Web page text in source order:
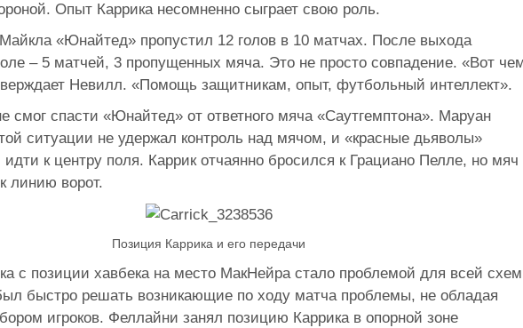
Опыт Каррика несомненно сыграет свою роль.
«Юнайтед» пропустил 12 голов в 10 матчах. После выхода
– 5 матчей, 3 пропущенных мяча. Это не просто совпадение. «Вот
Невилл. «Помощь защитникам, опыт, футбольный интеллект».
смог спасти «Юнайтед» от ответного мяча «Саутгемптона». Маруан
ситуации не удержал контроль над мячом, и «красные дьяволы»
к центру поля. Каррик отчаянно бросился к Грациано Пелле, но мяч
линию ворот.
Позиция Каррика и его передачи
с позиции хавбека на место МакНейра стало проблемой для всей
быстро решать возникающие по ходу матча проблемы, не обладая
игроков. Феллайни занял позицию Каррика в опорной зоне